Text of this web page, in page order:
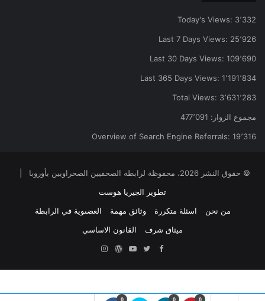
Today's Views: 3٬332
Last 7 Days Views: 25٬926
Last 30 Days Views: 109٬690
Last 365 Days Views: 1٬191٬834
Total Views: 3٬631٬283
مجموع الزوار: 477٬091
Overview of Search Engine Referrals: 19٬316
© حقوق النشر 2026، محفوظة لرابطة الصحفيين الصحراويين بأوروبا |
تطوير الجيريا هوست
من نحن
اسئلة متكررة وثائق مهمة
العضىوية في الرابطة
ميثاق شرف
القانون الاساسي
Facebook
Twitter
YouTubeووردبريس
0 0 0